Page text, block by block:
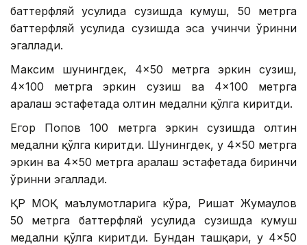
баттерфляй усулида сузишда кумуш, 50 метрга
баттерфляй усулида сузишда эса учинчи ўринни
эгаллади.
Максим шунингдек, 4×50 метрга эркин сузиш,
4×100 метрга эркин сузиш ва 4×100 метрга
аралаш эстафетада олтин медални қўлга киритди.
Егор Попов 100 метрга эркин сузишда олтин
медални қўлга киритди. Шунингдек, у 4×50 метрга
эркин ва 4×50 метрга аралаш эстафетада биринчи
ўринни эгаллади.
ҚР МОҚ маълумотларига кўра, Ришат Жумағулов
50 метрга баттерфляй усулида сузишда кумуш
медални қўлга киритди. Бундан ташқари, у 4×50